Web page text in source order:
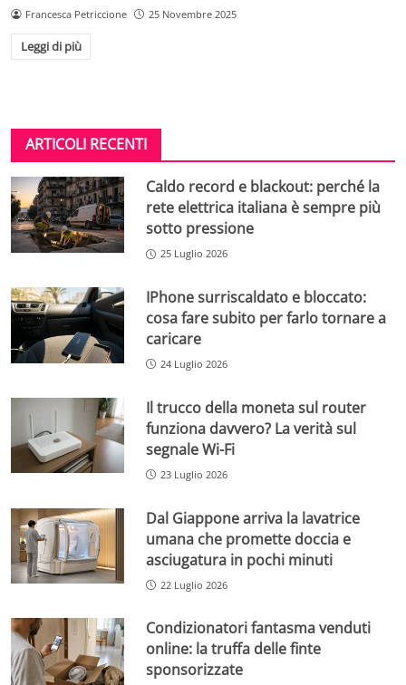
Francesca Petriccione 25 Novembre 2025
Leggi di più
ARTICOLI RECENTI
Caldo record e blackout: perché la
rete elettrica italiana è sempre più
sotto pressione
25 Luglio 2026
IPhone surriscaldato e bloccato:
cosa fare subito per farlo tornare a
caricare
24 Luglio 2026
Il trucco della moneta sul router
funziona davvero? La verità sul
segnale Wi-Fi
23 Luglio 2026
Dal Giappone arriva la lavatrice
umana che promette doccia e
asciugatura in pochi minuti
22 Luglio 2026
Condizionatori fantasma venduti
online: la truffa delle finte
sponsorizzate